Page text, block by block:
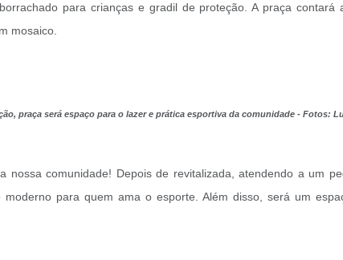
para crianças e gradil de proteção. A praça
mosaico.
praça será espaço para o lazer e prática esportiva da comunidade - Fotos:
nossa comunidade! Depois de revitalizada, atendendo a um
para quem ama o esporte. Além disso, será um